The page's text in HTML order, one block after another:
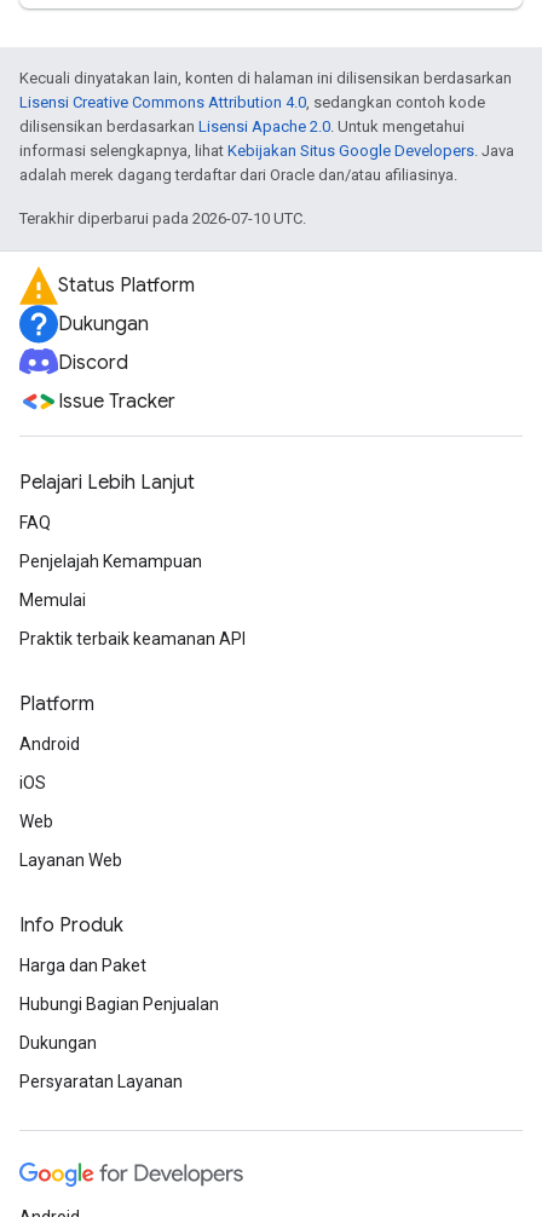
Kecuali dinyatakan lain, konten di halaman ini dilisensikan berdasarkan
Lisensi Creative Commons Attribution 4.0 , sedangkan contoh kode
dilisensikan berdasarkan Lisensi Apache 2.0 . Untuk mengetahui
informasi selengkapnya, lihat Kebijakan Situs Google Developers . Java
adalah merek dagang terdaftar dari Oracle dan/atau afiliasinya.
Terakhir diperbarui pada 2026-07-10 UTC.
Status Platform
Dukungan
Discord
Issue Tracker
Pelajari Lebih Lanjut
FAQ
Penjelajah Kemampuan
Memulai
Praktik terbaik keamanan API
Platform
Android
iOS
Web
Layanan Web
Info Produk
Harga dan Paket
Hubungi Bagian Penjualan
Dukungan
Persyaratan Layanan